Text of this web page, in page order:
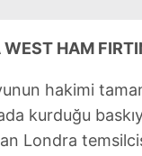
WEST HAM
hakimi
kurduğu
Londra